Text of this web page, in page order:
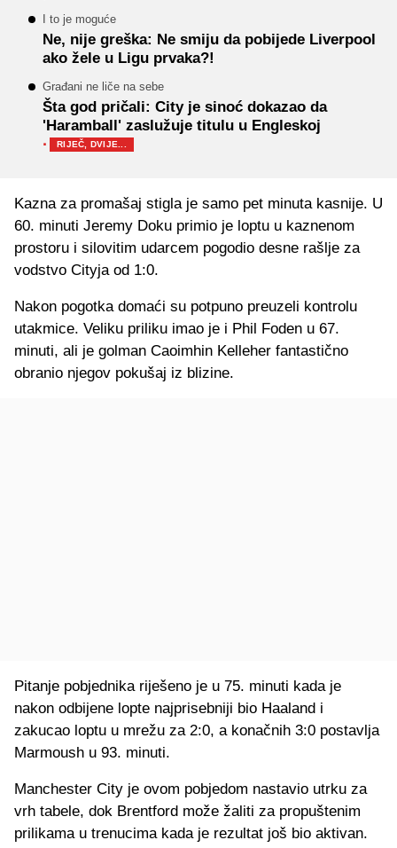
I to je moguće
Ne, nije greška: Ne smiju da pobijede Liverpool
ako žele u Ligu prvaka?!
Građani ne liče na sebe
Šta god pričali: City je sinoć dokazao da
'Haramball' zaslužuje titulu u Engleskoj
· RIJEČ, DVIJE...
Kazna za promašaj stigla je samo pet minuta kasnije. U
60. minuti Jeremy Doku primio je loptu u kaznenom
prostoru i silovitim udarcem pogodio desne rašlje za
vodstvo Cityja od 1:0.
Nakon pogotka domaći su potpuno preuzeli kontrolu
utakmice. Veliku priliku imao je i Phil Foden u 67.
minuti, ali je golman Caoimhin Kelleher fantastično
obranio njegov pokušaj iz blizine.
Pitanje pobjednika riješeno je u 75. minuti kada je
nakon odbijene lopte najprisebniji bio Haaland i
zakucao loptu u mrežu za 2:0, a konačnih 3:0 postavlja
Marmoush u 93. minuti.
Manchester City je ovom pobjedom nastavio utrku za
vrh tabele, dok Brentford može žaliti za propuštenim
prilikama u trenucima kada je rezultat još bio aktivan.